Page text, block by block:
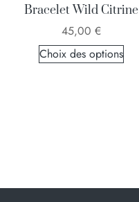
Bracelet Wild Citrine
45,00 €
Choix des options